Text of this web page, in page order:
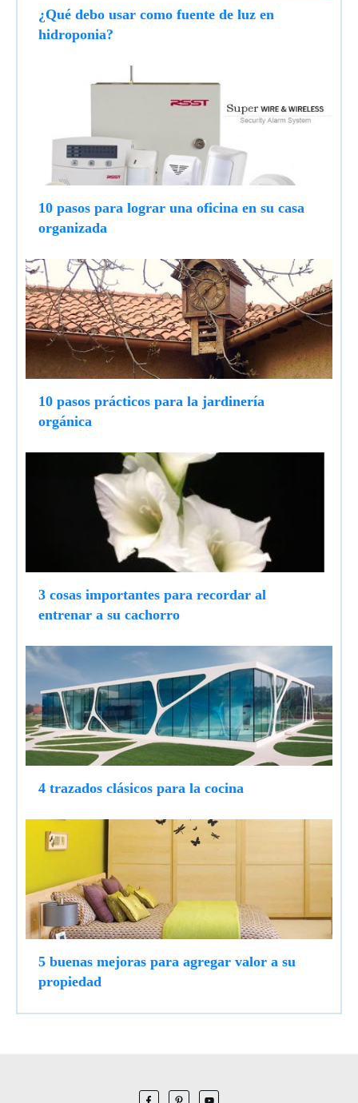
¿Qué debo usar como fuente de luz en
hidroponia?
10 pasos para lograr una oficina en su casa
organizada
10 pasos prácticos para la jardinería
orgánica
3 cosas importantes para recordar al
entrenar a su cachorro
4 trazados clásicos para la cocina
5 buenas mejoras para agregar valor a su
propiedad